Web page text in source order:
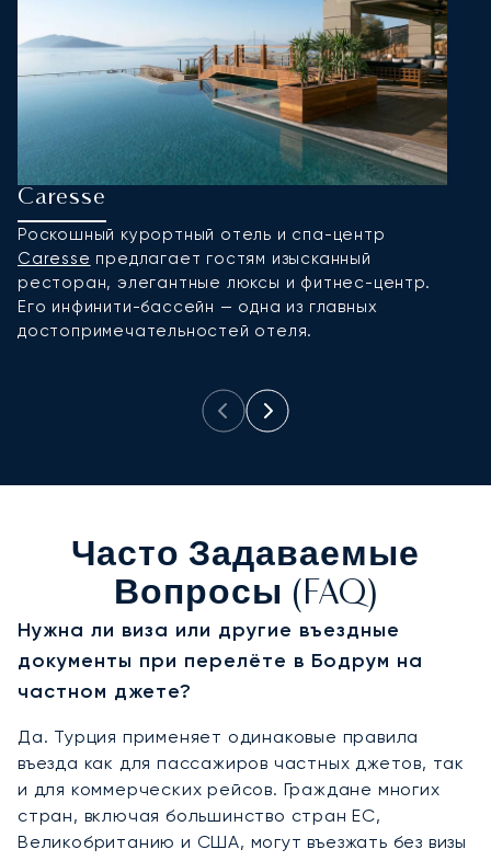
Caresse
Роскошный курортный отель и спа-центр
Caresse предлагает гостям изысканный
ресторан, элегантные люксы и фитнес-центр.
Его инфинити-бассейн — одна из главных
достопримечательностей отеля.
Часто Задаваемые
Вопросы (FAQ)
Нужна ли виза или другие въездные
документы при перелёте в Бодрум на
частном джете?
Да. Турция применяет одинаковые правила
въезда как для пассажиров частных джетов, так
и для коммерческих рейсов. Граждане многих
стран, включая большинство стран ЕС,
Великобританию и США, могут въезжать без визы